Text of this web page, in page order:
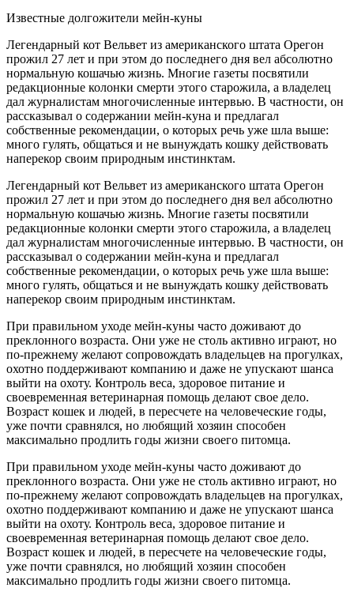
Известные долгожители мейн-куны
Легендарный кот Вельвет из американского штата Орегон
прожил 27 лет и при этом до последнего дня вел абсолютно
нормальную кошачью жизнь. Многие газеты посвятили
редакционные колонки смерти этого старожила, а владелец
дал журналистам многочисленные интервью. В частности, он
рассказывал о содержании мейн-куна и предлагал
собственные рекомендации, о которых речь уже шла выше:
много гулять, общаться и не вынуждать кошку действовать
наперекор своим природным инстинктам.
Легендарный кот Вельвет из американского штата Орегон
прожил 27 лет и при этом до последнего дня вел абсолютно
нормальную кошачью жизнь. Многие газеты посвятили
редакционные колонки смерти этого старожила, а владелец
дал журналистам многочисленные интервью. В частности, он
рассказывал о содержании мейн-куна и предлагал
собственные рекомендации, о которых речь уже шла выше:
много гулять, общаться и не вынуждать кошку действовать
наперекор своим природным инстинктам.
При правильном уходе мейн-куны часто доживают до
преклонного возраста. Они уже не столь активно играют, но
по-прежнему желают сопровождать владельцев на прогулках,
охотно поддерживают компанию и даже не упускают шанса
выйти на охоту. Контроль веса, здоровое питание и
своевременная ветеринарная помощь делают свое дело.
Возраст кошек и людей, в пересчете на человеческие годы,
уже почти сравнялся, но любящий хозяин способен
максимально продлить годы жизни своего питомца.
При правильном уходе мейн-куны часто доживают до
преклонного возраста. Они уже не столь активно играют, но
по-прежнему желают сопровождать владельцев на прогулках,
охотно поддерживают компанию и даже не упускают шанса
выйти на охоту. Контроль веса, здоровое питание и
своевременная ветеринарная помощь делают свое дело.
Возраст кошек и людей, в пересчете на человеческие годы,
уже почти сравнялся, но любящий хозяин способен
максимально продлить годы жизни своего питомца.